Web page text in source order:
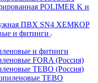
POLIMER K и
ПВХ SN4 ХЕМКОР
и фитинги
и фитинги
FORA (Россия)
TEBO (Россия)
TEBO